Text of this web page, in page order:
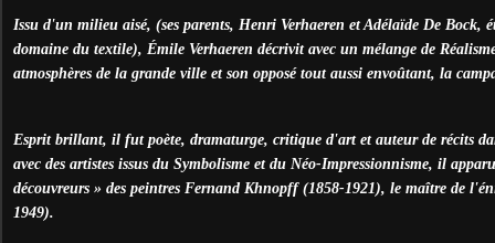
Issu d'un milieu aisé, (ses parents, Henri Verhaeren et Adélaïde De Bock,
domaine du textile), Émile Verhaeren décrivit avec un mélange de
atmosphères de la grande ville et son opposé tout aussi envoûtant, la
Esprit brillant, il fut poète, dramaturge, critique d'art et auteur de récits
avec des artistes issus du Symbolisme et du Néo-Impressionnisme, il
découvreurs » des peintres Fernand Khnopff (1858-1921), le maître de
1949).